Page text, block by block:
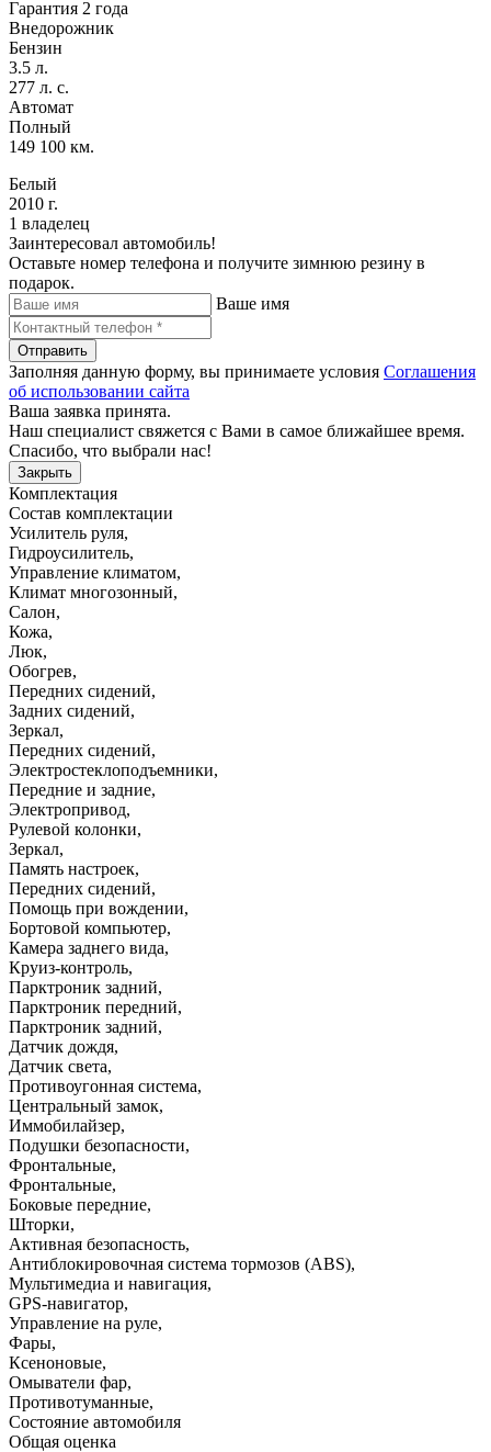
Гарантия 2 года
Внедорожник
Бензин
3.5 л.
277 л. с.
Автомат
Полный
149 100 км.
Белый
2010 г.
1 владелец
Заинтересовал автомобиль!
Оставьте номер телефона и получите зимнюю резину в
подарок.
Ваше имя
Отправить
Заполняя данную форму, вы принимаете условия Соглашения
об использовании сайта
Ваша заявка принята.
Наш специалист свяжется с Вами в самое ближайшее время.
Спасибо, что выбрали нас!
Закрыть
Комплектация
Состав комплектации
Усилитель руля,
Гидроусилитель,
Управление климатом,
Климат многозонный,
Салон,
Кожа,
Люк,
Обогрев,
Передних сидений,
Задних сидений,
Зеркал,
Передних сидений,
Электростеклоподъемники,
Передние и задние,
Электропривод,
Рулевой колонки,
Зеркал,
Память настроек,
Передних сидений,
Помощь при вождении,
Бортовой компьютер,
Камера заднего вида,
Круиз-контроль,
Парктроник задний,
Парктроник передний,
Парктроник задний,
Датчик дождя,
Датчик света,
Противоугонная система,
Центральный замок,
Иммобилайзер,
Подушки безопасности,
Фронтальные,
Фронтальные,
Боковые передние,
Шторки,
Активная безопасность,
Антиблокировочная система тормозов (ABS),
Мультимедиа и навигация,
GPS-навигатор,
Управление на руле,
Фары,
Ксеноновые,
Омыватели фар,
Противотуманные,
Состояние автомобиля
Общая оценка